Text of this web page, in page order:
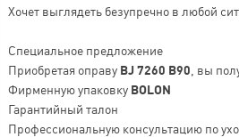
Хочет выглядеть безупречно в любой
Специальное предложение
Приобретая оправу BJ 7260 B90 , вы
Фирменную упаковку BOLON
Гарантийный талон
Профессиональную консультацию по